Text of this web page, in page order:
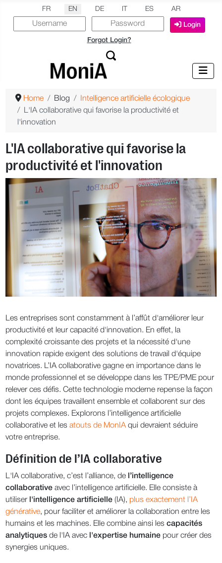
Select your language
FR EN DE ES AR
Login
Forgot Login?
Home Blog
Intelligence artificielle écologique
L'IA collaborative qui favorise la productivité et
l'innovation
L'IA collaborative qui favorise la
productivité et l'innovation
Les entreprises sont constamment à l’affût d'améliorer leur
productivité et leur capacité d'innovation. En effet, la
complexité croissante des projets et la nécessité d'une
innovation rapide exigent des solutions de travail d'équipe
novatrices. L’IA collaborative gagne en importance dans le
monde professionnel et se développe dans les TPE/PME pour
relever ces défis. Cette technologie moderne repense la façon
dont les équipes travaillent ensemble et collaborent sur des
projets complexes. Explorons l’intelligence artificielle
collaborative et lesatouts de MonIA qui devraient séduire
votre entreprise.
Définition de l’IA collaborative
L'IA collaborative, c’est l’alliance, de
l’intelligence
collaborative avec l’intelligence artificielle. Elle consiste à
utiliser
l'intelligence artificielle (IA), plus exactement l’IA
générative, pour faciliter et améliorer la collaboration entre les
humains et les machines. Elle combine ainsi lescapacités
analytiques de l'IA avec l'expertise humaine pour créer des
synergies uniques.